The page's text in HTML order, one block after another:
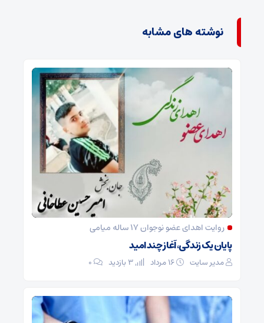
نوشته های مشابه
روایت اهدای عضو نوجوان ۱۷ ساله میامی
پایان یک زندگی، آغاز چند امید
مدیر سایت ۰